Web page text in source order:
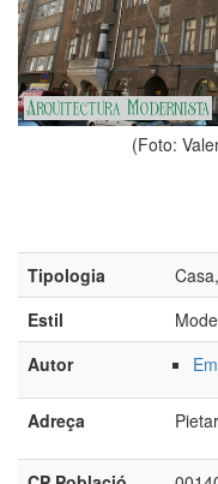
(Foto:
Tipologia
Estil
Autor
Adreça